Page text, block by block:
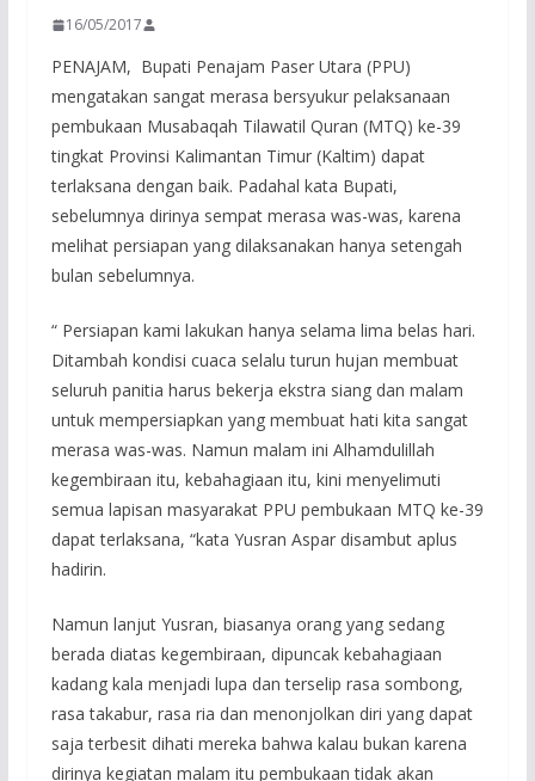
16/05/2017
PENAJAM, Bupati Penajam Paser Utara (PPU)
mengatakan sangat merasa bersyukur pelaksanaan
pembukaan Musabaqah Tilawatil Quran (MTQ) ke-39
tingkat Provinsi Kalimantan Timur (Kaltim) dapat
terlaksana dengan baik. Padahal kata Bupati,
sebelumnya dirinya sempat merasa was-was, karena
melihat persiapan yang dilaksanakan hanya setengah
bulan sebelumnya.
“ Persiapan kami lakukan hanya selama lima belas hari.
Ditambah kondisi cuaca selalu turun hujan membuat
seluruh panitia harus bekerja ekstra siang dan malam
untuk mempersiapkan yang membuat hati kita sangat
merasa was-was. Namun malam ini Alhamdulillah
kegembiraan itu, kebahagiaan itu, kini menyelimuti
semua lapisan masyarakat PPU pembukaan MTQ ke-39
dapat terlaksana, “kata Yusran Aspar disambut aplus
hadirin.
Namun lanjut Yusran, biasanya orang yang sedang
berada diatas kegembiraan, dipuncak kebahagiaan
kadang kala menjadi lupa dan terselip rasa sombong,
rasa takabur, rasa ria dan menonjolkan diri yang dapat
saja terbesit dihati mereka bahwa kalau bukan karena
dirinya kegiatan malam itu pembukaan tidak akan